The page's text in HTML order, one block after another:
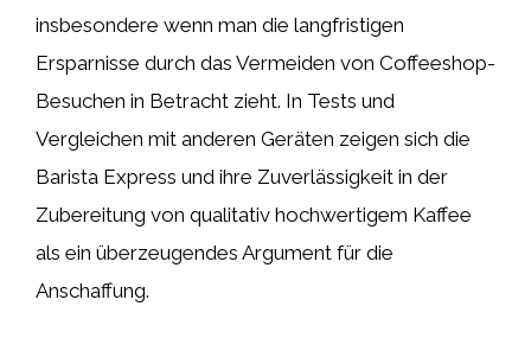
insbesondere wenn man die langfristigen
Ersparnisse durch das Vermeiden von Coffeeshop-
Besuchen in Betracht zieht. In Tests und
Vergleichen mit anderen Geräten zeigen sich die
Barista Express und ihre Zuverlässigkeit in der
Zubereitung von qualitativ hochwertigem Kaffee
als ein überzeugendes Argument für die
Anschaffung.